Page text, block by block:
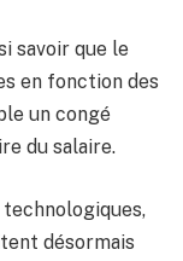
savoir que le
en fonction des
un congé
du salaire.
désormais